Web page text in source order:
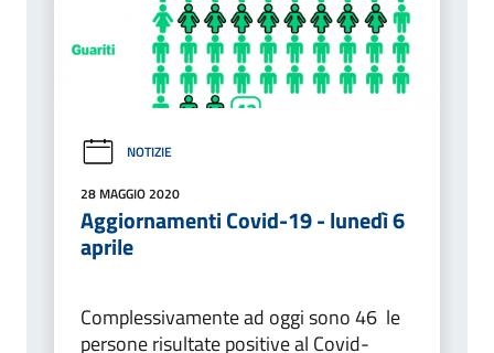
NOTIZIE
28 MAGGIO 2020
Aggiornamenti Covid-19 - lunedì 6
aprile
Complessivamente ad oggi sono 46 le
persone risultate positive al Covid-